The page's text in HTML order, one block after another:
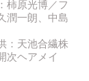
柿原光博／フ
潤一朗、中島
：天池合繊株
次ヘアメイ